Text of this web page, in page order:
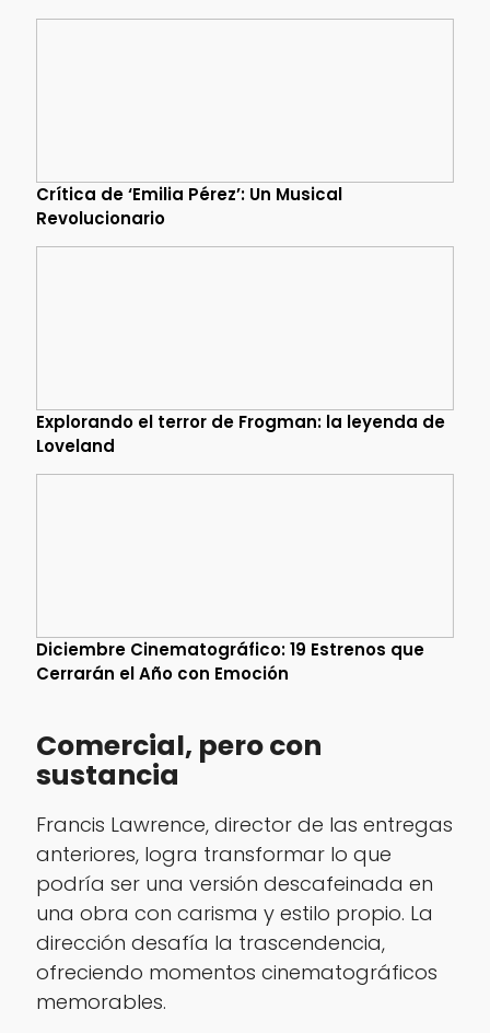
Crítica de ‘Emilia Pérez’: Un Musical
Revolucionario
Explorando el terror de Frogman: la leyenda de
Loveland
Diciembre Cinematográfico: 19 Estrenos que
Cerrarán el Año con Emoción
Comercial, pero con
sustancia
Francis Lawrence, director de las entregas
anteriores, logra transformar lo que
podría ser una versión descafeinada en
una obra con carisma y estilo propio. La
dirección desafía la trascendencia,
ofreciendo momentos cinematográficos
memorables.